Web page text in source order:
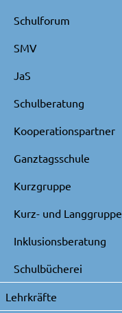
Schulforum
SMV
JaS
Schulberatung
Kooperationspartner
Ganztagsschule
Kurzgruppe
Kurz- und Langgruppe
Inklusionsberatung
Schulbücherei
Lehrkräfte